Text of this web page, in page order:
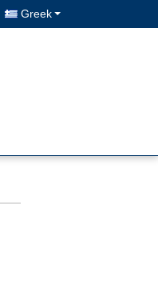
Greek